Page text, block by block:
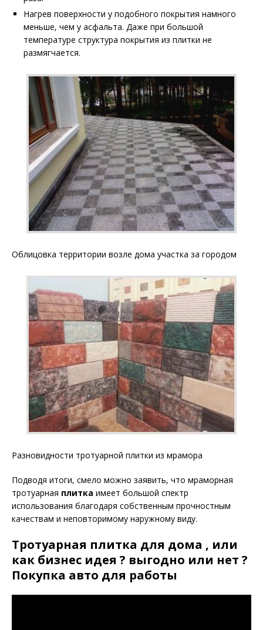
Нагрев поверхности у подобного покрытия намного
меньше, чем у асфальта. Даже при большой
температуре структура покрытия из плитки не
размягчается.
Облицовка территории возле дома участка за городом
Разновидности тротуарной плитки из мрамора
Подводя итоги, смело можно заявить, что мраморная
тротуарная плитка имеет большой спектр
использования благодаря собственным прочностным
качествам и неповторимому наружному виду.
Тротуарная плитка для дома , или
как бизнес идея ? выгодно или нет ?
Покупка авто для работы